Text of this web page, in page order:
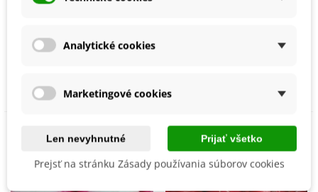
výsevný pásik - 1 ks
4,62 €
semená reďkovky - 200
Analytické cookies
Marketingové cookies
Len nevyhnutné Prijať všetko
Prejsť na stránku Zásady používania súborov cookies